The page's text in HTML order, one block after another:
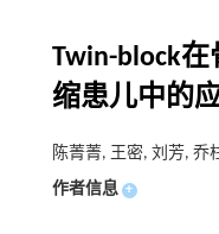
Twin-block
缩患儿中的
陈菁菁, 王密, 刘芳, 乔
作者信息 +